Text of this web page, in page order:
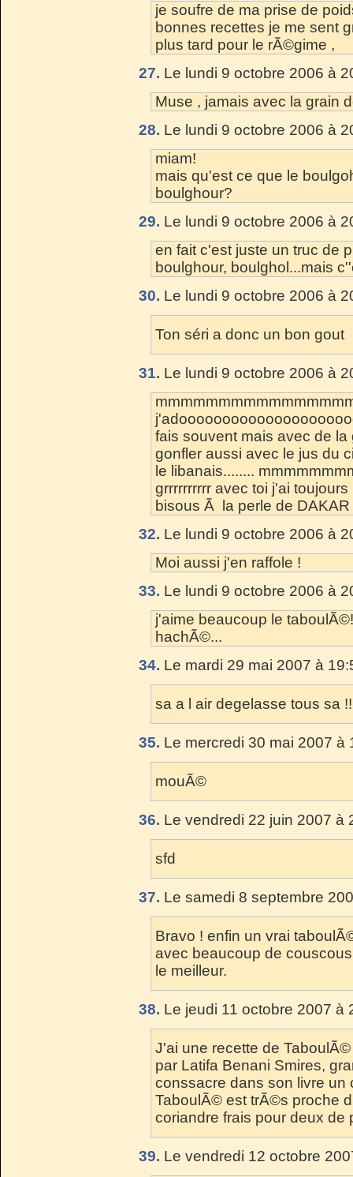
je soufre de ma prise de
bonnes recettes je me sent
plus tard pour le rÃ©gime ,
27. Le lundi 9 octobre 2006 à
Muse , jamais avec la grain
28. Le lundi 9 octobre 2006 à
miam!
mais qu'est ce que le
boulghour?
29. Le lundi 9 octobre 2006 à
en fait c'est juste un truc de
boulghour, boulghol...mais
30. Le lundi 9 octobre 2006 à
Ton séri a donc un bon gout
31. Le lundi 9 octobre 2006 à
fais souvent mais avec de
gonfler aussi avec le jus du
le libanais........
grrrrrrrrrr avec toi j'ai toujours
bisous Ã la perle de DAKAR
32. Le lundi 9 octobre 2006 à
Moi aussi j'en raffole !
33. Le lundi 9 octobre 2006 à
j'aime beaucoup le
hachÃ©...
34. Le mardi 29 mai 2007 à
sa a l air degelasse tous sa
35. Le mercredi 30 mai 2007 à
mouÃ©
36. Le vendredi 22 juin 2007 à
sfd
37. Le samedi 8 septembre
Bravo ! enfin un vrai
avec beaucoup de
le meilleur.
38. Le jeudi 11 octobre 2007 à
J'ai une recette de
par Latifa Benani Smires,
conssacre dans son livre
TaboulÃ© est trÃ©s proche
coriandre frais pour deux de
39. Le vendredi 12 octobre